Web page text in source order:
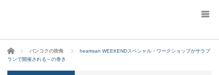
ホーム バンコクの街角
heartisan WEEKENDスペシャル・ワークショップがサラブ
ランで開催される～の巻き